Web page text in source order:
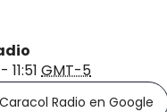
GMT-5
Radio en Google